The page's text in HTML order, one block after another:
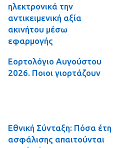
ηλεκτρονικά την
αντικειμενική αξία
ακινήτου μέσω
εφαρμογής
Εορτολόγιο Αυγούστου
2026. Ποιοι γιορτάζουν
Εθνική Σύνταξη: Πόσα έτη
ασφάλισης απαιτούνται